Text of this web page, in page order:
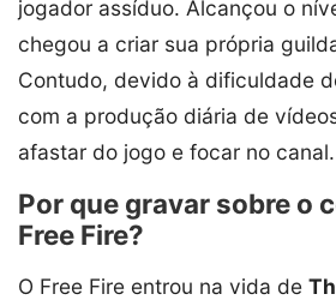
jogador assíduo. Alcançou o
chegou a criar sua própria
Contudo, devido à dificuldade
com a produção diária de
afastar do jogo e focar no canal.
Por que gravar sobre o
Free Fire?
O Free Fire entrou na vida de